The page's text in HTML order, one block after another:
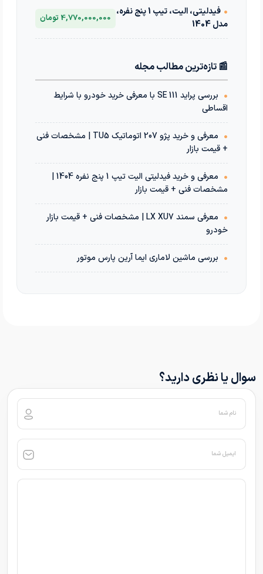
•
فیدلیتی، الیت، تیپ 1 پنج نفره،
مدل 1404
4,770,000,000 تومان
📰 تازه‌ترین مطالب مجله
•
بررسی پراید 111 SE با معرفی خرید خودرو با شرایط
اقساطی
•
معرفی و خرید پژو 207 اتوماتیک TU5 | مشخصات فنی
+ قیمت بازار
•
معرفی و خرید فیدلیتی الیت تیپ 1 پنج نفره 1404 |
مشخصات فنی + قیمت بازار
•
معرفی سمند LX XU7 | مشخصات فنی + قیمت بازار
خودرو
• بررسی ماشین لاماری ایما آرین پارس موتور
سوال یا نظری دارید؟
نام شما
ایمیل شما